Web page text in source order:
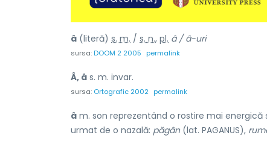
â (literă) s. m. / s. n., pl. â / â-uri
sursa:DOOM 2 2005 permalink
Â, â s. m. invar.
sursa: Ortografic 2002 permalink
â m. son reprezentând o rostire mai
urmat de o nazală: păgân(lat. PAGANUS),